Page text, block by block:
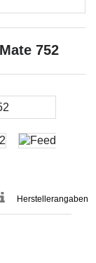
752
Herstellerangaben